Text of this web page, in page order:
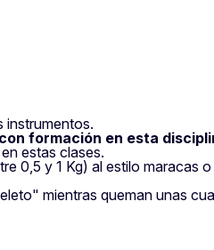
instrumentos.
formación en esta
estas clases.
0,5 y 1 Kg) al estilo maracas o
mientras queman unas